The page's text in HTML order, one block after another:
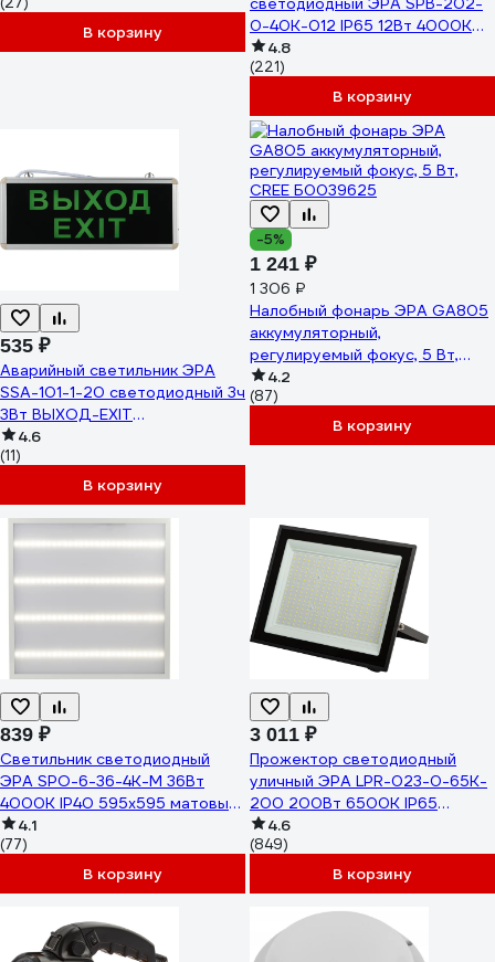
Рабочие Практик PA808 ЭРА
В корзину
0-40K-012 IP65 12Вт 4000К
195x95 овал Б0047621
4.8
(221)
В корзину
535 ₽
Аварийный светильник ЭРА
SSA-101-1-20 светодиодный 3ч
3Вт ВЫХОД-EXIT
односторонний Б0044388
4.6
(11)
В корзину
-5%
1 241 ₽
1 306 ₽
Налобный фонарь ЭРА GA805
аккумуляторный,
регулируемый фокус, 5 Вт,
CREE Б0039625
4.2
(87)
В корзину
839 ₽
Светильник светодиодный
ЭРА SPO-6-36-4K-M 36Вт
4000К IP40 595x595 матовый
Б0039319
4.1
(77)
В корзину
3 011 ₽
Прожектор светодиодный
уличный ЭРА LPR-023-0-65K-
200 200Вт 6500K IP65
Б0052028
4.6
(849)
В корзину